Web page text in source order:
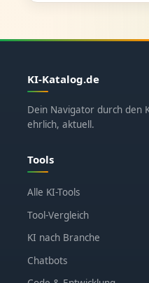
KI-Katalog.de
Dein Navigator durch den
ehrlich, aktuell.
Tools
Alle KI-Tools
Tool-Vergleich
KI nach Branche
Chatbots